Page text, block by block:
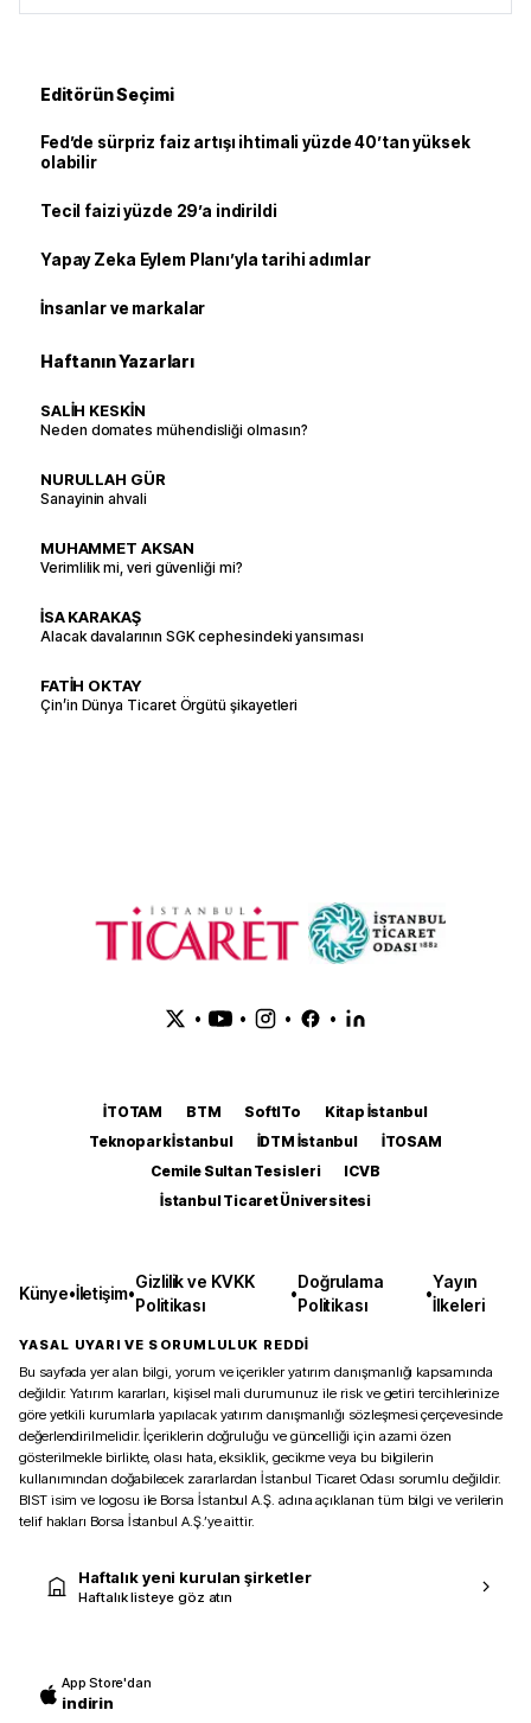
Editörün Seçimi
Fed’de sürpriz faiz artışı ihtimali yüzde 40’tan yüksek
olabilir
Tecil faizi yüzde 29’a indirildi
Yapay Zeka Eylem Planı’yla tarihi adımlar
İnsanlar ve markalar
Haftanın Yazarları
SALİH KESKİN
Neden domates mühendisliği olmasın?
NURULLAH GÜR
Sanayinin ahvali
MUHAMMET AKSAN
Verimlilik mi, veri güvenliği mi?
İSA KARAKAŞ
Alacak davalarının SGK cephesindeki yansıması
FATİH OKTAY
Çin’in Dünya Ticaret Örgütü şikayetleri
• • • •
İTOTAM BTM SoftITo
Kitap İstanbul
Teknopark İstanbul
İDTM İstanbul
İTOSAM
Cemile Sultan Tesisleri
ICVB
İstanbul Ticaret Üniversitesi
Künye•İletişim•
Gizlilik ve KVKK
Politikası
•
Doğrulama
Politikası
•
Yayın
İlkeleri
YASAL UYARI VE SORUMLULUK REDDİ
Bu sayfada yer alan bilgi, yorum ve içerikler yatırım danışmanlığı kapsamında
değildir. Yatırım kararları, kişisel mali durumunuz ile risk ve getiri tercihlerinize
göre yetkili kurumlarla yapılacak yatırım danışmanlığı sözleşmesi çerçevesinde
değerlendirilmelidir. İçeriklerin doğruluğu ve güncelliği için azami özen
gösterilmekle birlikte, olası hata, eksiklik, gecikme veya bu bilgilerin
kullanımından doğabilecek zararlardan İstanbul Ticaret Odası sorumlu değildir.
BIST isim ve logosu ile Borsa İstanbul A.Ş. adına açıklanan tüm bilgi ve verilerin
telif hakları Borsa İstanbul A.Ş.’ye aittir.
Haftalık yeni kurulan şirketler
Haftalık listeye göz atın
App Store'dan
indirin